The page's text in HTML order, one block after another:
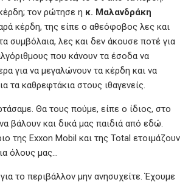
τον ρώτησε η κ. Μαλανδράκη
κέρδη, της είπε ο αθεόφοβος λες και
συμβόλαια, λες και δεν άκουσε ποτέ για
που κάνουν τα έσοδα να
για να μεγαλώνουν τα κέρδη και να
τα καθρεφτάκια στους ιθαγενείς.
Θα τους πούμε, είπε ο ίδιος, στο
βάλουν και δικά μας παιδιά από εδώ.
της Exxon Mobil και της Total ετοιμάζουν
όλους μας…
το περιβάλλον μην ανησυχείτε. Έχουμε